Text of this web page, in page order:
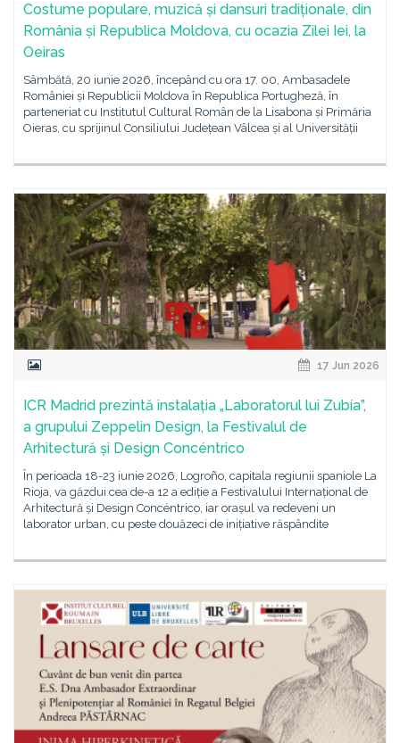
Costume populare, muzică și dansuri tradiționale, din
România și Republica Moldova, cu ocazia Zilei Iei, la
Oeiras
Sâmbătă, 20 iunie 2026, începând cu ora 17. 00, Ambasadele
României și Republicii Moldova în Republica Portugheză, în
parteneriat cu Institutul Cultural Român de la Lisabona și Primăria
Oieras, cu sprijinul Consiliului Județean Vâlcea și al Universității
17 Jun 2026
ICR Madrid prezintă instalația „Laboratorul lui Zubía”,
a grupului Zeppelin Design, la Festivalul de
Arhitectură și Design Concéntrico
În perioada 18-23 iunie 2026, Logroño, capitala regiunii spaniole La
Rioja, va găzdui cea de-a 12 a ediție a Festivalului Internațional de
Arhitectură și Design Concéntrico, iar orașul va redeveni un
laborator urban, cu peste douăzeci de inițiative răspândite